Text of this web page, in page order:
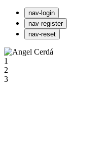
nav-login
nav-register
nav-reset
1
2
3